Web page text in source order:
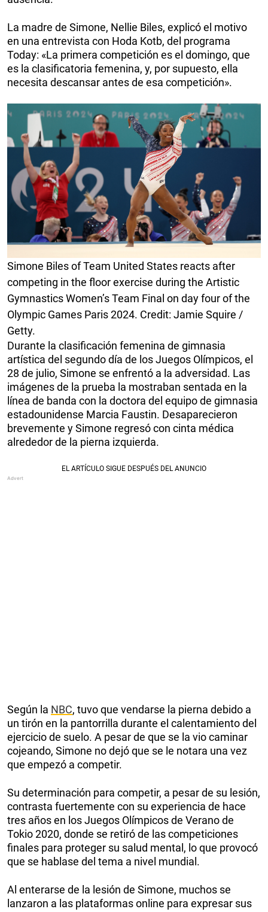
La madre de Simone, Nellie Biles, explicó el motivo
en una entrevista con Hoda Kotb, del programa
Today: «La primera competición es el domingo, que
es la clasificatoria femenina, y, por supuesto, ella
necesita descansar antes de esa competición».
Simone Biles of Team United States reacts after
competing in the floor exercise during the Artistic
Gymnastics Women’s Team Final on day four of the
Olympic Games Paris 2024. Credit: Jamie Squire /
Getty.
Durante la clasificación femenina de gimnasia
artística del segundo día de los Juegos Olímpicos, el
28 de julio, Simone se enfrentó a la adversidad. Las
imágenes de la prueba la mostraban sentada en la
línea de banda con la doctora del equipo de gimnasia
estadounidense Marcia Faustin. Desaparecieron
brevemente y Simone regresó con cinta médica
alrededor de la pierna izquierda.
Según la NBC, tuvo que vendarse la pierna debido a
un tirón en la pantorrilla durante el calentamiento del
ejercicio de suelo. A pesar de que se la vio caminar
cojeando, Simone no dejó que se le notara una vez
que empezó a competir.
Su determinación para competir, a pesar de su lesión,
contrasta fuertemente con su experiencia de hace
tres años en los Juegos Olímpicos de Verano de
Tokio 2020, donde se retiró de las competiciones
finales para proteger su salud mental, lo que provocó
que se hablase del tema a nivel mundial.
Al enterarse de la lesión de Simone, muchos se
lanzaron a las plataformas online para expresar sus